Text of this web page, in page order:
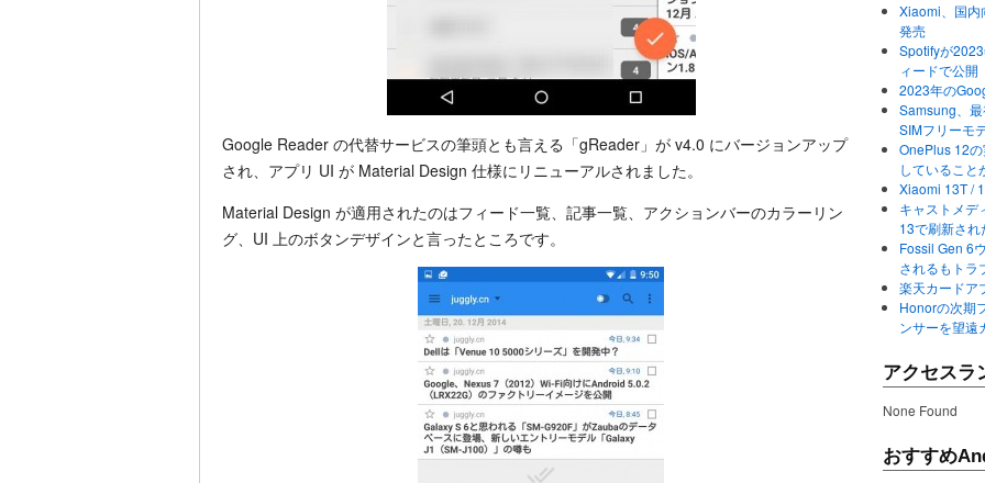
Google Reader の代替サービスの筆頭とも言える「gReader」が v4.0 にバージョンアップ
され、アプリ UI が Material Design 仕様にリニューアルされました。
Material Design が適用されたのはフィード一覧、記事一覧、アクションバーのカラーリン
グ、UI 上のボタンデザインと言ったところです。
Xiaomi、国内
発売
Spotifyが
ィードで公開
2023年の
Samsung、
SIMフリーモ
OnePlus 12
していること
Xiaomi 13T /
キャストメデ
13で刷新さ
Fossil Gen 6
されるもトラ
楽天カードア
Honorの次期
ンサーを望遠
アクセスラ
None Found
おすすめ